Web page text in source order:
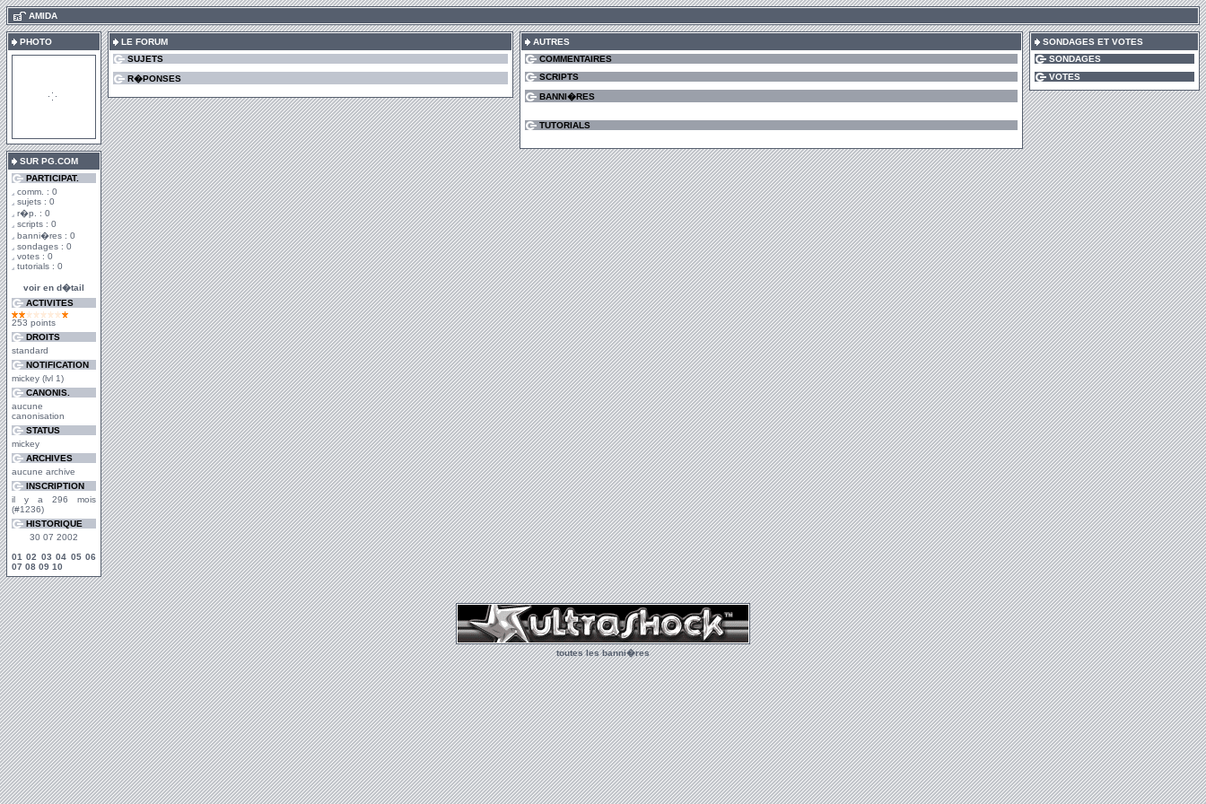
AMIDA
PHOTO
SUR PG.COM
PARTICIPAT.
comm. : 0
sujets : 0
r�p. : 0
scripts : 0
banni�res : 0
sondages : 0
votes : 0
tutorials : 0
voir en d�tail
ACTIVITES
253 points
DROITS
standard
NOTIFICATION
mickey (lvl 1)
CANONIS.
aucune
canonisation
STATUS
mickey
ARCHIVES
aucune archive
INSCRIPTION
il y a 296 mois
(#1236)
HISTORIQUE
30 07 2002
01 02 03 04 05 06
07 08 09 10
LE FORUM
SUJETS
R�PONSES
AUTRES
COMMENTAIRES
SCRIPTS
BANNI�RES
TUTORIALS
SONDAGES ET VOTES
SONDAGES
VOTES
toutes les banni�res